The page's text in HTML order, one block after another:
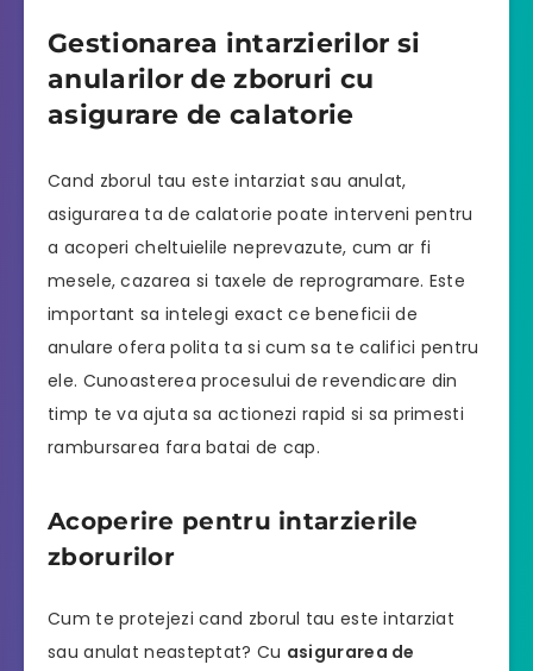
Gestionarea intarzierilor si
anularilor de zboruri cu
asigurare de calatorie
Cand zborul tau este intarziat sau anulat,
asigurarea ta de calatorie poate interveni pentru
a acoperi cheltuielile neprevazute, cum ar fi
mesele, cazarea si taxele de reprogramare. Este
important sa intelegi exact ce beneficii de
anulare ofera polita ta si cum sa te califici pentru
ele. Cunoasterea procesului de revendicare din
timp te va ajuta sa actionezi rapid si sa primesti
rambursarea fara batai de cap.
Acoperire pentru intarzierile
zborurilor
Cum te protejezi cand zborul tau este intarziat
sau anulat neasteptat? Cu asigurarea de